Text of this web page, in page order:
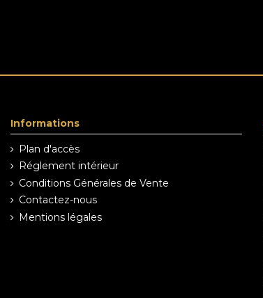
Informations
Plan d'accès
Réglement intérieur
Conditions Générales de Vente
Contactez-nous
Mentions légales